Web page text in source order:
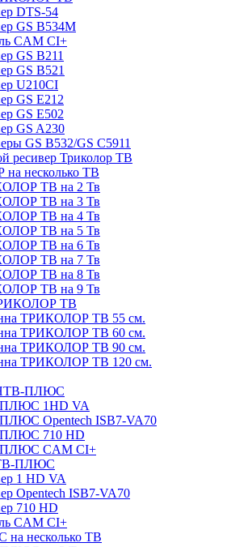
DTS-54
GS B534M
CAM CI+
GS B211
GS B521
U210CI
GS E212
GS E502
GS A230
GS B532/GS C5911
ресивер Триколор ТВ
несколько ТВ
ТВ на 2 Тв
ТВ на 3 Тв
ТВ на 4 Тв
ТВ на 5 Тв
ТВ на 6 Тв
ТВ на 7 Тв
ТВ на 8 Тв
ТВ на 9 Тв
ТВ
ТРИКОЛОР ТВ 55 см.
ТРИКОЛОР ТВ 60 см.
ТРИКОЛОР ТВ 90 см.
ТРИКОЛОР ТВ 120 см.
НТВ-ПЛЮС
1HD VA
Opentech ISB7-VA70
710 HD
CAM CI+
ПЛЮС
1 HD VA
Opentech ISB7-VA70
710 HD
CAM CI+
несколько ТВ